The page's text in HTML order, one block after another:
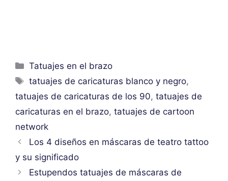
Categorías
Tatuajes en el brazo
Etiquetas
tatuajes de caricaturas blanco y negro,
tatuajes de caricaturas de los 90, tatuajes de
caricaturas en el brazo, tatuajes de cartoon
network
Los 4 diseños en máscaras de teatro tattoo
y su significado
Estupendos tatuajes de máscaras de